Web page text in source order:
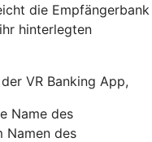
die Empfängerbank
hinterlegten
VR Banking App,
Name des
Namen des